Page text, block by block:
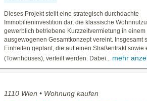
Dieses Projekt stellt eine strategisch durchdachte
Immobilieninvestition dar, die klassische
gewerblich betriebene Kurzzeitvermietung in einem
ausgewogenen Gesamtkonzept vereint. Insgesamt
Einheiten geplant, die auf einen Straßentrakt sowie
(Townhouses), verteilt werden. Dabei... mehr
1110 Wien • Wohnung kaufen